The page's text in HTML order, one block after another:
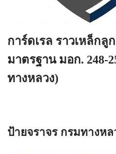
การ์ดเรล ราวเหล็กลู
มาตรฐาน มอก. 248-
ทางหลวง)
ป้ายจราจร กรมทางหล